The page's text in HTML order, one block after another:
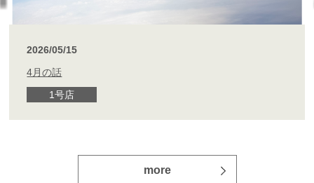
2026/05/15
4月の話
1号店
more
2026/04/16
ベーグル
1号店
more
2026/04/14
【オフの日】ちょっと走って桜見てきました
1号店,2号店
more
2026/04/02
ボタンヘアー飲み会
1号店
more